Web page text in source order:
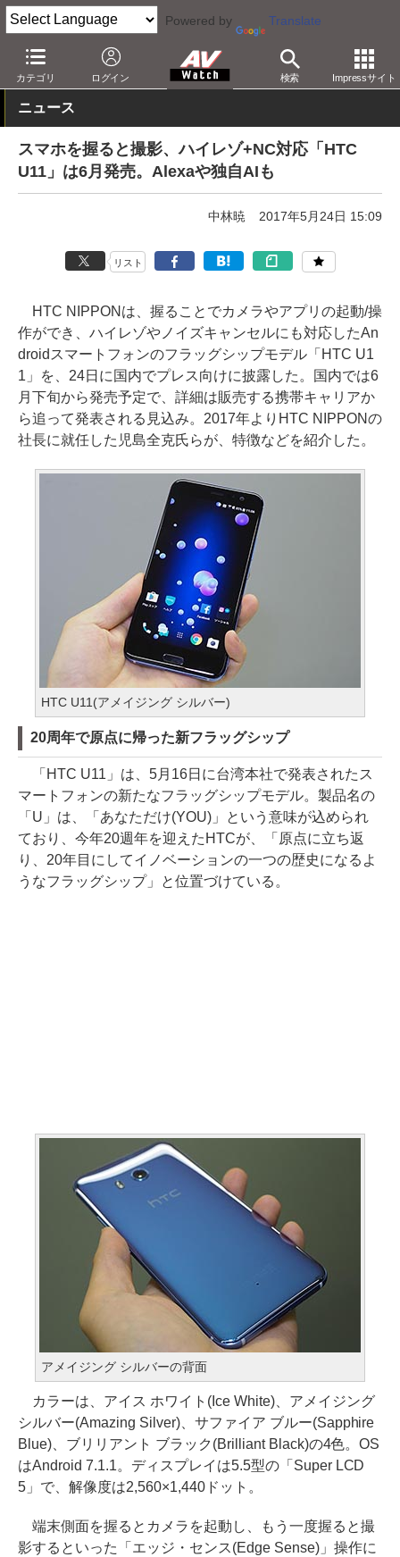
Powered by Translate
カテゴリ ログイン 検索 Impressサイト
AV Watch 製品 スマートフォン
ニュース
スマホを握ると撮影、ハイレゾ+NC対応「HTC
U11」は6月発売。Alexaや独自AIも
中林暁 2017年5月24日 15:09
リスト
HTC NIPPONは、握ることでカメラやアプリの起動/操
作ができ、ハイレゾやノイズキャンセルにも対応したAn
droidスマートフォンのフラッグシップモデル「HTC U1
1」を、24日に国内でプレス向けに披露した。国内では6
月下旬から発売予定で、詳細は販売する携帯キャリアか
ら追って発表される見込み。2017年よりHTC NIPPONの
社長に就任した児島全克氏らが、特徴などを紹介した。
HTC U11(アメイジング シルバー)
20周年で原点に帰った新フラッグシップ
「HTC U11」は、5月16日に台湾本社で発表されたス
マートフォンの新たなフラッグシップモデル。製品名の
「U」は、「あなただけ(YOU)」という意味が込められ
ており、今年20週年を迎えたHTCが、「原点に立ち返
り、20年目にしてイノベーションの一つの歴史になるよ
うなフラッグシップ」と位置づけている。
アメイジング シルバーの背面
カラーは、アイス ホワイト(Ice White)、アメイジング
シルバー(Amazing Silver)、サファイア ブルー(Sapphire
Blue)、ブリリアント ブラック(Brilliant Black)の4色。OS
はAndroid 7.1.1。ディスプレイは5.5型の「Super LCD
5」で、解像度は2,560×1,440ドット。
端末側面を握るとカメラを起動し、もう一度握ると撮
影するといった「エッジ・センス(Edge Sense)」操作に